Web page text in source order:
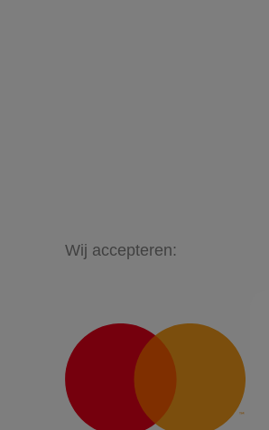
Wij accepteren: